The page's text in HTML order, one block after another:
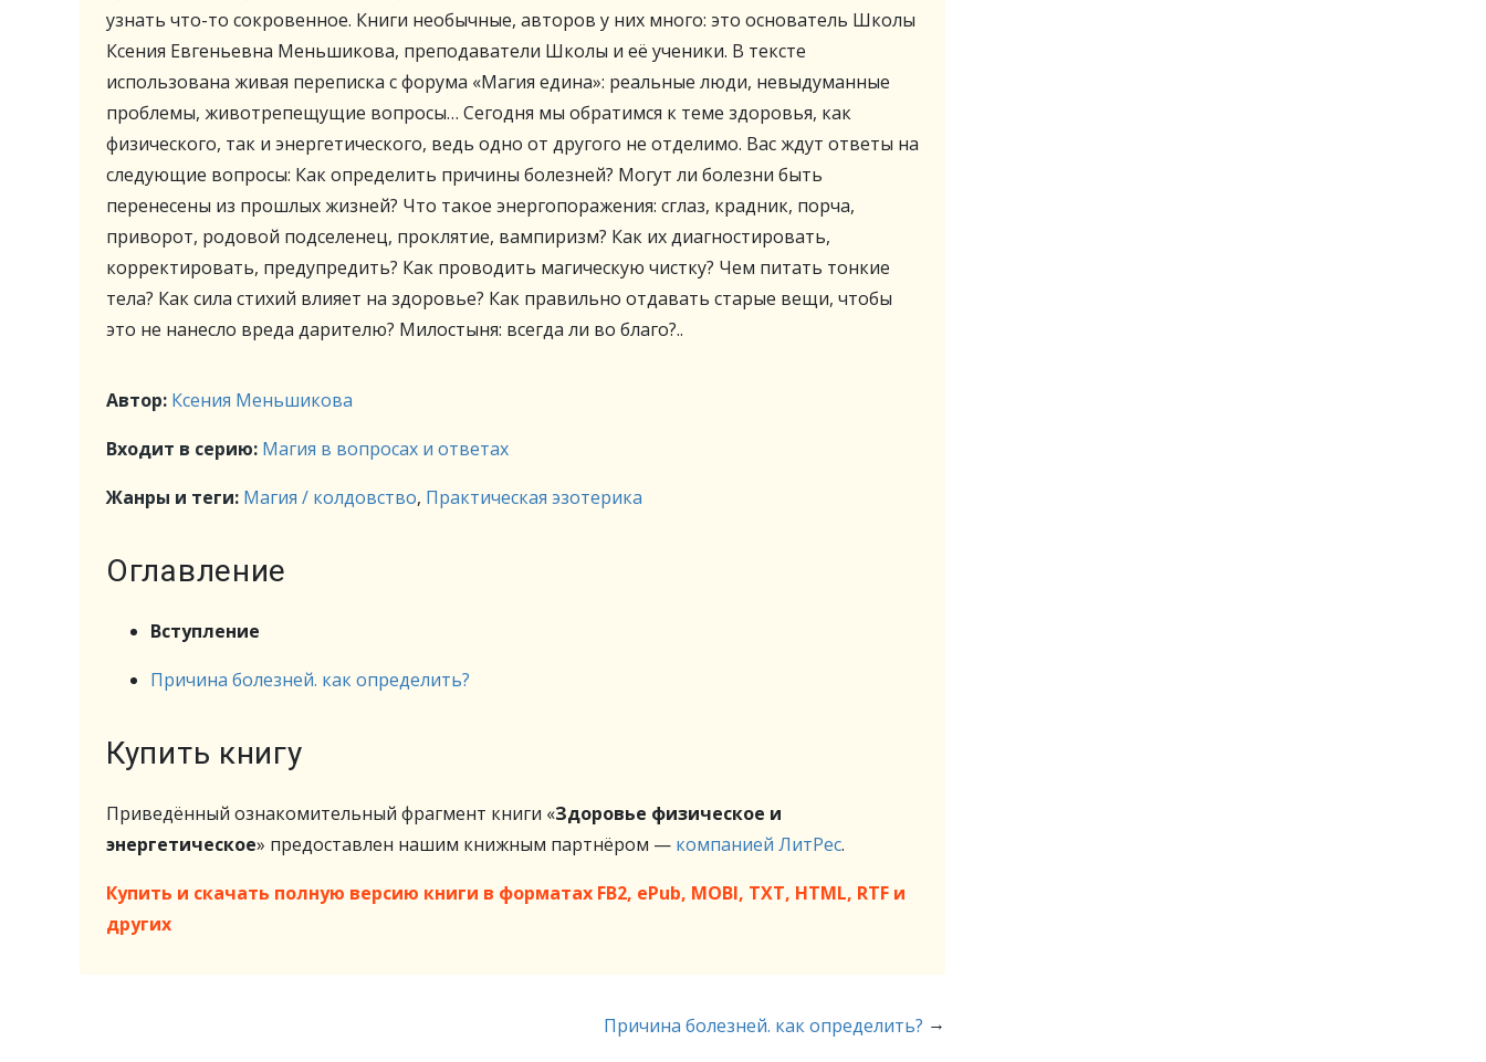
узнать что-то сокровенное. Книги необычные, авторов у них много: это основатель Школы
Ксения Евгеньевна Меньшикова, преподаватели Школы и её ученики. В тексте
использована живая переписка с форума «Магия едина»: реальные люди, невыдуманные
проблемы, животрепещущие вопросы… Сегодня мы обратимся к теме здоровья, как
физического, так и энергетического, ведь одно от другого не отделимо. Вас ждут ответы на
следующие вопросы: Как определить причины болезней? Могут ли болезни быть
перенесены из прошлых жизней? Что такое энергопоражения: сглаз, крадник, порча,
приворот, родовой подселенец, проклятие, вампиризм? Как их диагностировать,
корректировать, предупредить? Как проводить магическую чистку? Чем питать тонкие
тела? Как сила стихий влияет на здоровье? Как правильно отдавать старые вещи, чтобы
это не нанесло вреда дарителю? Милостыня: всегда ли во благо?..
Автор: Ксения Меньшикова
Входит в серию: Магия в вопросах и ответах
Жанры и теги: Магия / колдовство, Практическая эзотерика
Оглавление
Вступление
Причина болезней. как определить?
Купить книгу
Приведённый ознакомительный фрагмент книги «Здоровье физическое и
энергетическое» предоставлен нашим книжным партнёром — компанией ЛитРес.
Купить и скачать полную версию книги в форматах FB2, ePub, MOBI, TXT, HTML, RTF и
других
Причина болезней. как определить? →